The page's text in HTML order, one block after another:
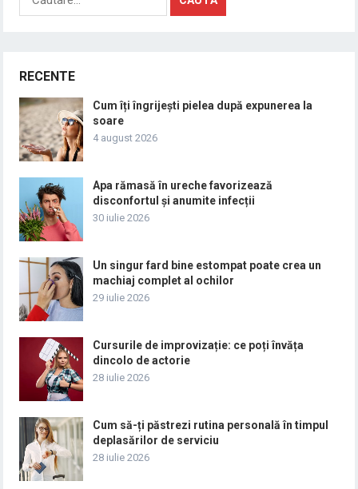
după:
RECENTE
Cum îți îngrijești pielea după expunerea la
soare
4 august 2026
Apa rămasă în ureche favorizează
disconfortul și anumite infecții
30 iulie 2026
Un singur fard bine estompat poate crea un
machiaj complet al ochilor
29 iulie 2026
Cursurile de improvizație: ce poți învăța
dincolo de actorie
28 iulie 2026
Cum să-ți păstrezi rutina personală în timpul
deplasărilor de serviciu
28 iulie 2026